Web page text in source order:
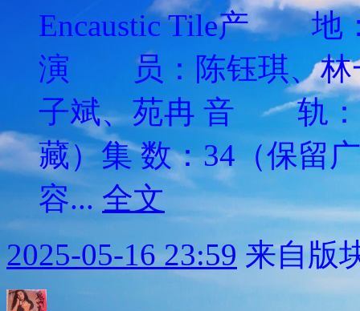
Encaustic Tile产
演 员：陈钰琪、林
子斌、苑冉 音 轨
藏）集 数：34（保留
容...全文
2025-05-16 23:59来自版